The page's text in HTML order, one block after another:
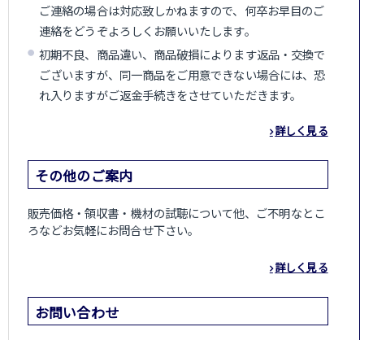
ご連絡の場合は対応致しかねますので、何卒お早目のご
連絡をどうぞよろしくお願いいたします。
初期不良、商品違い、商品破損によります返品・交換で
ございますが、同一商品をご用意できない場合には、恐
れ入りますがご返金手続きをさせていただきます。
詳しく見る
その他のご案内
販売価格・領収書・機材の試聴について他、ご不明なとこ
ろなどお気軽にお問合せ下さい。
詳しく見る
お問い合わせ